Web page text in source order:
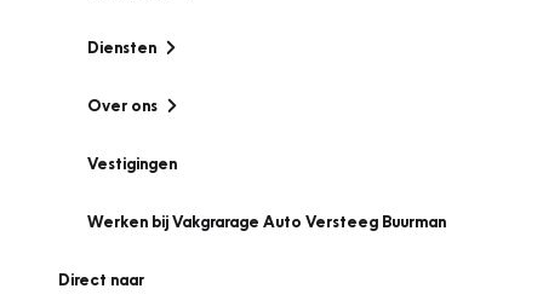
Diensten
Over ons
Vestigingen
Werken bij Vakgrarage Auto Versteeg Buurman
Direct naar